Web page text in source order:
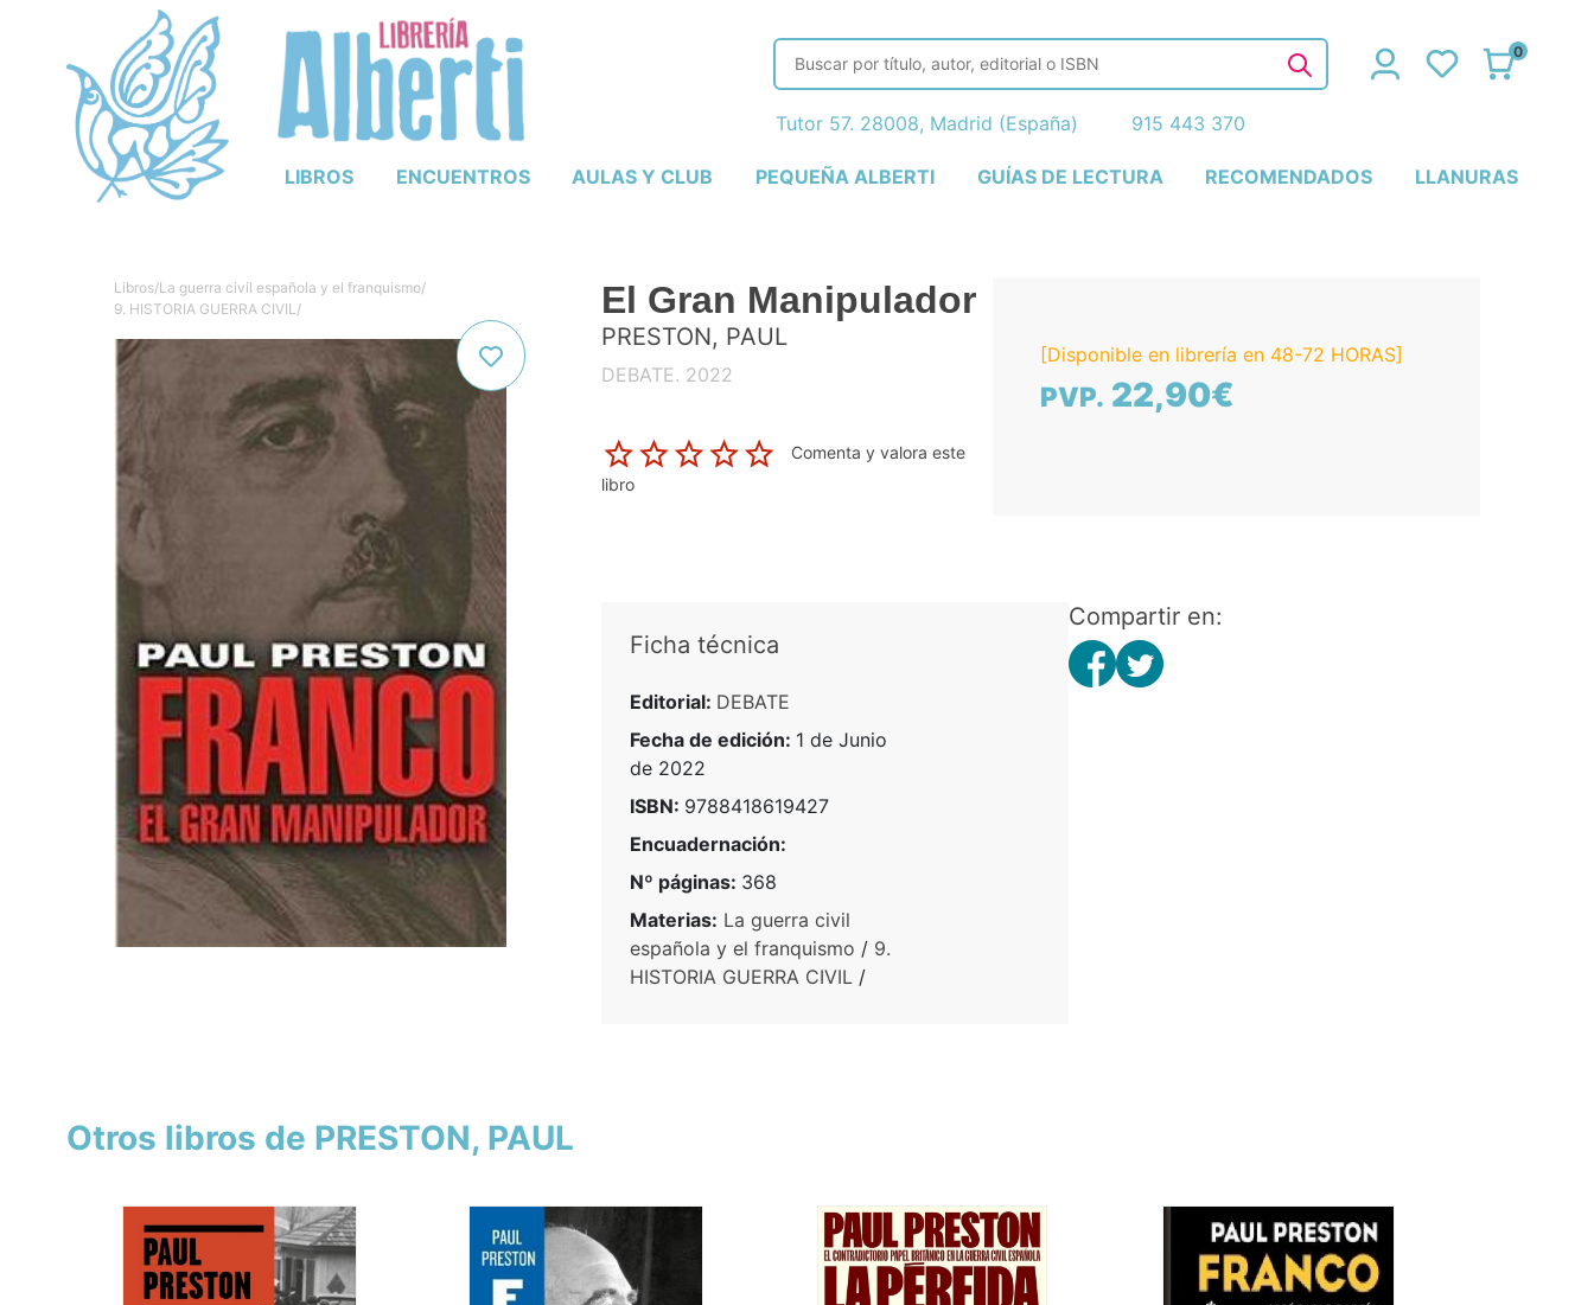
LIBROS ENCUENTROS AULAS Y CLUB PEQUEÑA ALBERTI GUÍAS DE LECTURA RECOMENDADOS LLANURAS
0
Tutor 57. 28008, Madrid (España) 915 443 370
Libros/La guerra civil española y el franquismo/
9. HISTORIA GUERRA CIVIL/ El Gran Manipulador
PRESTON, PAUL
DEBATE. 2022
Comenta y valora este
libro
[Disponible en librería en 48-72 HORAS]
PVP. 22,90€
Ficha técnica
Editorial: DEBATE
Fecha de edición: 1 de Junio
de 2022
ISBN: 9788418619427
Encuadernación:
Nº páginas: 368
Materias: La guerra civil
española y el franquismo / 9.
HISTORIA GUERRA CIVIL /
Compartir en:
Otros libros de PRESTON, PAUL